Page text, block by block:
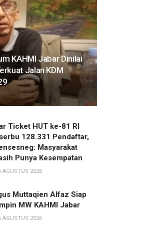
KAHMI Jabar Dinilai
Jalan KDM
Ticket HUT ke-81 RI
128.331 Pendaftar,
Masyarakat
Punya Kesempatan
AGUSTUS 2026
Muttaqien Alfaz Siap
MW KAHMI Jabar
AGUSTUS 2026